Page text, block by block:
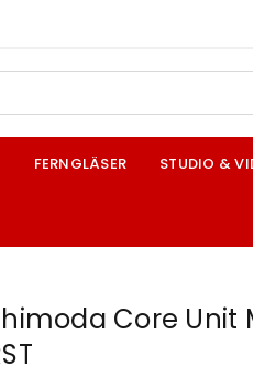
FERNGLÄSER STUDIO &
Core Unit